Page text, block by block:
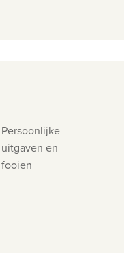
Persoonlijke
uitgaven en
fooien